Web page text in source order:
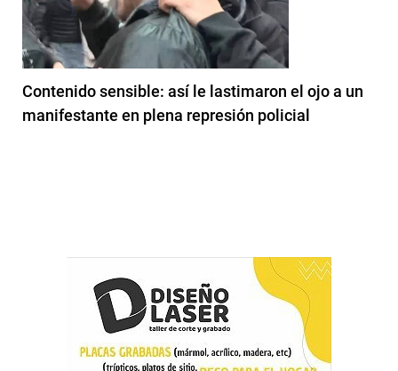
Contenido sensible: así le lastimaron el ojo a un
manifestante en plena represión policial